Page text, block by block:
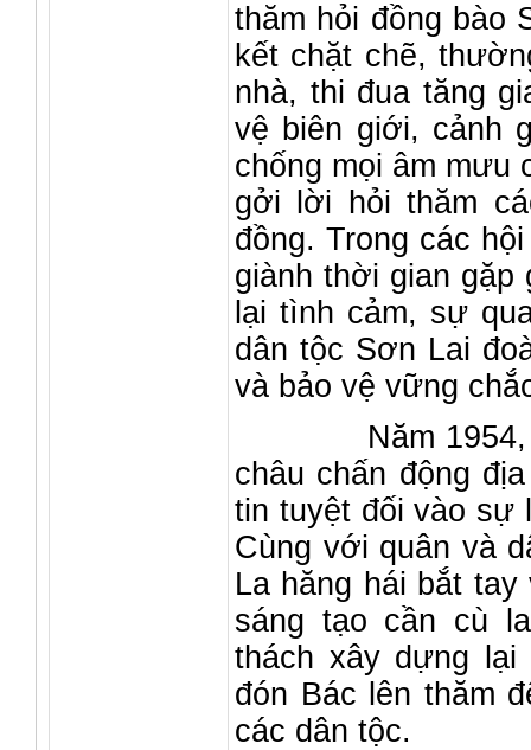
thăm hỏi đồng bào
kết chặt chẽ,
nhà, thi đua tăng
vệ biên giới, cảnh
chống mọi âm mưu
gởi lời hỏi thăm
đồng. Trong các
giành thời gian gặp
lại tình cảm, sự
dân tộc Sơn Lai
và bảo vệ vững
Năm 1954,
châu chấn động
tin tuyệt đối vào sự
Cùng với quân và
La hăng hái bắt
sáng tạo cần cù
thách xây dựng
đón Bác lên thăm
các dân tộc.